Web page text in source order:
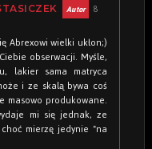
8
Abrexowi wielki ukłon;)
obserwacji. Myśle,
lakier sama matryca
i ze skalą bywa coś
masowo produkowane.
mi się jednak, ze
mierzę jedynie "na